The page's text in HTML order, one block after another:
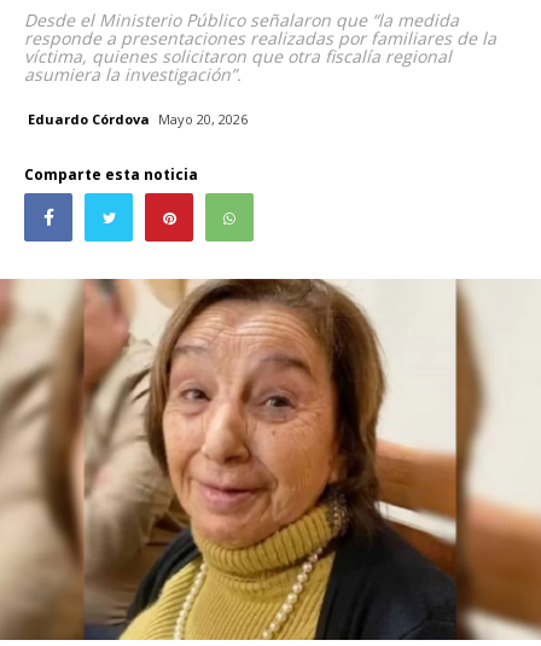
Desde el Ministerio Público señalaron que “la medida
responde a presentaciones realizadas por familiares de la
víctima, quienes solicitaron que otra fiscalía regional
asumiera la investigación”.
Eduardo Córdova Mayo 20, 2026
Comparte esta noticia